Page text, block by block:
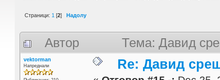
Страници: 1 [2] Надолу
Автор Тема: Давид
vektorman
Напреднали Re: Давид